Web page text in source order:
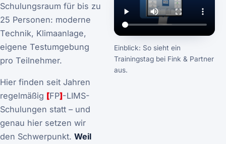
Schulungsraum für bis zu
25 Personen: moderne
Technik, Klimaanlage,
eigene Testumgebung
pro Teilnehmer.
Hier finden seit Jahren
regelmäßig [FP]-LIMS-
Schulungen statt – und
genau hier setzen wir
den Schwerpunkt. Weil
Einblick: So sieht ein
Trainingstag bei Fink & Partner
aus.